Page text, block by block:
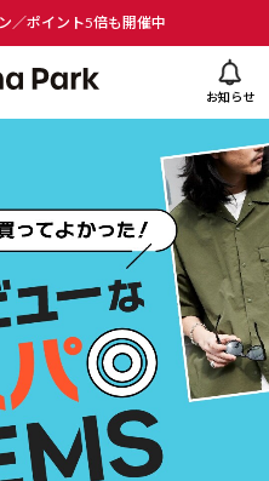
／ポイント5倍も開催中
お知らせ